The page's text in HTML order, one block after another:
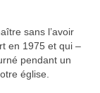
sans l’avoir
en 1975 et qui –
pendant un
église.